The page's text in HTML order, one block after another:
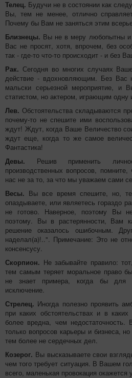
Телец. Будучи не в состоянии как
Вы, тем не менее, отлично
Почему бы Вам не заняться этим
Близнецы. Вы не в меру любопытны и
Вас не просят, хотя, впрочем, без
так - где-то что-то происходит - и без
Рак. Сегодня во многих случаях
действие - вдохновляющим. Без Вас
мальски серьезной мероприятие,
статистом, но актером, играющим одну
Лев. Обстоятельства складываются
почему-то не спешите ими
ждут! Ждут, когда Ваше Величество
ждут еще, когда то же самое
Фантастика!
Девы. Решив применить
производственных вопросов,
нас не за то, за что мы уважаем сами
Весы. Вы все время спешите, но,
опаздываете, или являетесь гораздо
не готово. Наверное, поэтому Вы
поэтому. Вы в растерянности, Вам
решение оказалось ошибочным.
наделал(а)!..". Примечание: Это не
консенсусу.
Скорпион. Не забывайте правило:
тем самым теряет моральное право
не знает примера, когда бы для
исключение.
Стрелец. Иногда полезно проявить
при каких обстоятельствах и в каких
более вредна, чем недостаточность.
только вопросов карьеры и бизнеса,
тем более не сердечных дел.
Козерог. Вы высказываете свои
чем того требует ситуация. В Вашем
всего, маленькая провокация окажется